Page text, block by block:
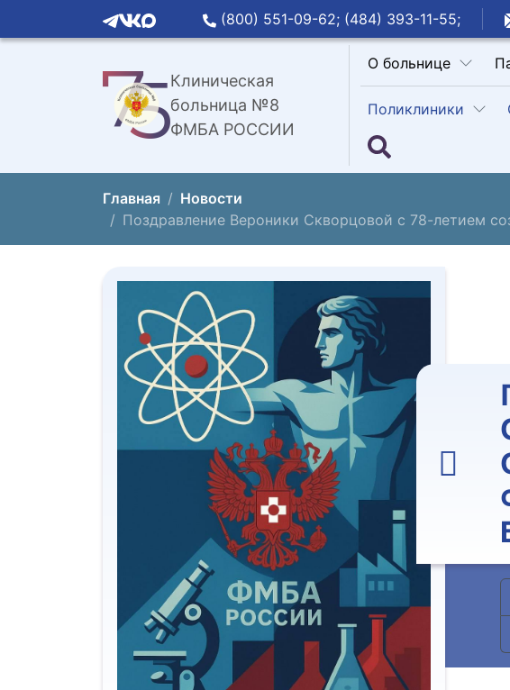
(800) 551-09-62; (484) 393-11-55;
Клиническая
больница №8
ФМБА РОССИИ
О больнице
Поликлиники
Главная
Новости
Поздравление Вероники Скворцовой с 78-летием